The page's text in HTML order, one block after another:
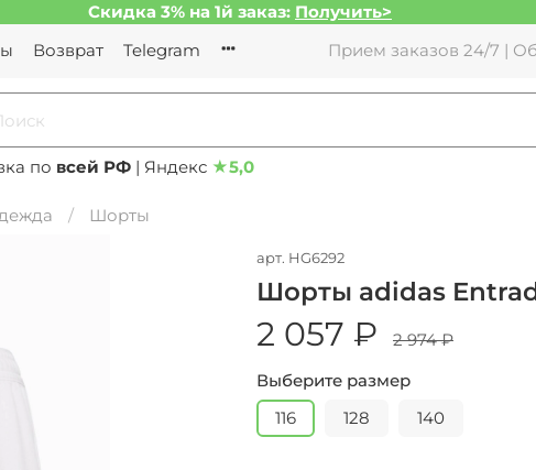
Скидка 3% на 1й заказ: Получить>
Возврат Telegram Прием заказов 24/7 |
по всей РФ | Яндекс ★5,0
Шорты
арт. HG6292
Шорты adidas
2 057 ₽
2 974 ₽
Выберите размер
116
128 140